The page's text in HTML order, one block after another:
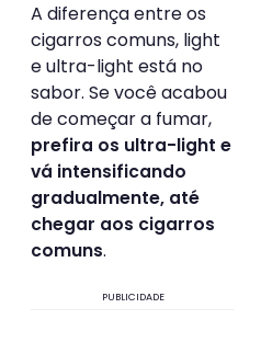
A diferença entre os
cigarros comuns, light
e ultra-light está no
sabor. Se você acabou
de começar a fumar,
prefira os ultra-light e
vá intensificando
gradualmente, até
chegar aos cigarros
comuns.
PUBLICIDADE